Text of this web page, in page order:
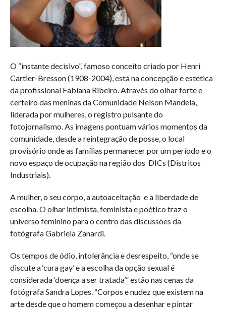
O “instante decisivo”, famoso conceito criado por Henri
Cartier-Bresson (1908-2004), está na concepção e estética
da profissional Fabiana Ribeiro. Através do olhar forte e
certeiro das meninas da Comunidade Nelson Mandela,
liderada por mulheres, o registro pulsante do
fotojornalismo. As imagens pontuam vários momentos da
comunidade, desde a reintegração de posse, o local
provisório onde as famílias permanecer por um período e o
novo espaço de ocupação na região dos DICs (Distritos
Industriais).
A mulher, o seu corpo, a autoaceitação e a liberdade de
escolha. O olhar intimista, feminista e poético traz o
universo feminino para o centro das discussões da
fotógrafa Gabriela Zanardi.
Os tempos de ódio, intolerância e desrespeito, “onde se
discute a ‘cura gay’ e a escolha da opção sexual é
considerada ‘doença a ser tratada’” estão nas cenas da
fotógrafa Sandra Lopes. “Corpos e nudez que existem na
arte desde que o homem começou a desenhar e pintar